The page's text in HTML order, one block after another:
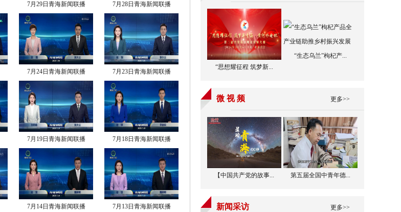
7月29日青海新闻联播 7月28日青海新闻联播
7月24日青海新闻联播 7月23日青海新闻联播
7月19日青海新闻联播 7月18日青海新闻联播
7月14日青海新闻联播 7月13日青海新闻联播